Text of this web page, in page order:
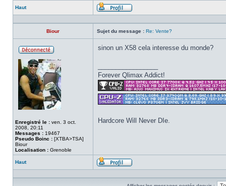
Haut
Profil
Biour Sujet du message : Re: Vente?
ligne
Enregistré le : ven. 3 oct.
2008, 20:11
Messages : 19467
Pseudo Boinc : [XTBA>TSA]
Biour
Localisation : Grenoble
sinon un X58 cela interesse du monde?
Forever Qlimax Addict!
Hardcore Will Never DIe.
Haut
Profil